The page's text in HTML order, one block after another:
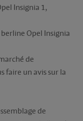
Insignia 1,
Opel Insignia
de
faire un avis sur la
de